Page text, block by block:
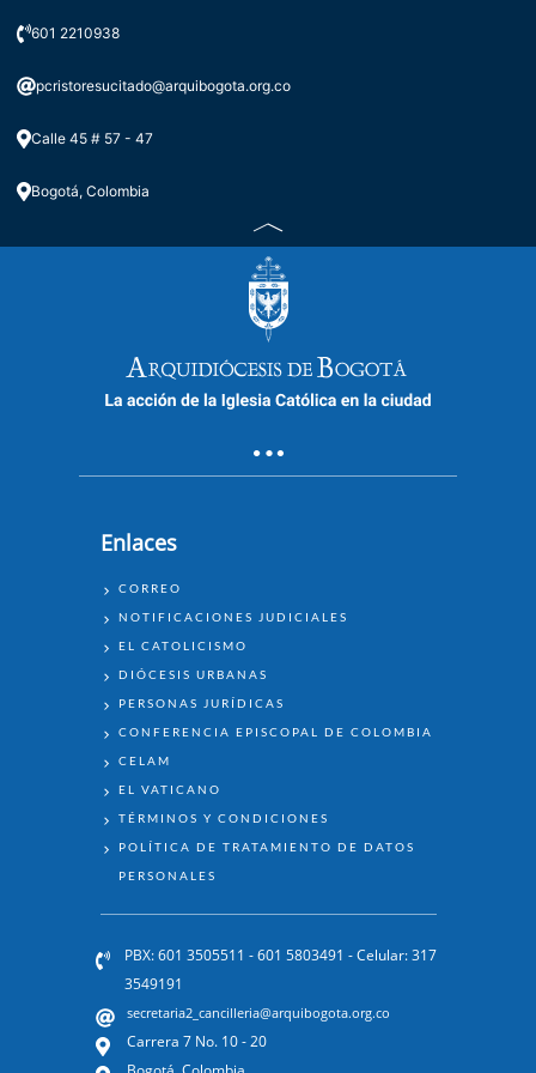
601 2210938
pcristoresucitado@arquibogota.org.co
Calle 45 # 57 - 47
Bogotá, Colombia
Enlaces
ENLACES
CORREO
NOTIFICACIONES JUDICIALES
EL CATOLICISMO
DIÓCESIS URBANAS
PERSONAS JURÍDICAS
CONFERENCIA EPISCOPAL DE COLOMBIA
CELAM
EL VATICANO
TÉRMINOS Y CONDICIONES
POLÍTICA DE TRATAMIENTO DE DATOS
PERSONALES
PBX: 601 3505511 - 601 5803491 - Celular: 317
3549191
secretaria2_cancilleria@arquibogota.org.co
Carrera 7 No. 10 - 20